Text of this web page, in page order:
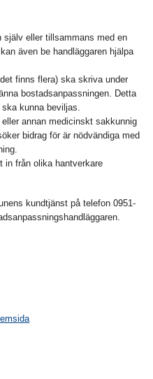
själv eller tillsammans med en
även be handläggaren hjälpa
finns flera) ska skriva under
bostadsanpassningen. Detta
kunna beviljas.
annan medicinskt sakkunnig
bidrag för är nödvändiga med
in från olika hantverkare
kundtjänst på telefon 0951-